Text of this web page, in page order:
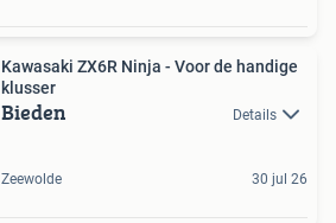
Kawasaki ZX6R Ninja - Voor de handige
klusser
Bieden Details
Zeewolde 30 jul 26